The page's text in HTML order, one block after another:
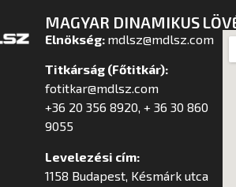
MAGYAR DINAMIKUS
Elnökség: mdlsz@mdlsz.com
Titkárság (Főtitkár):
fotitkar@mdlsz.com
+36 20 356 8920, + 36 30 860
9055
Levelezési cím:
1158 Budapest, Késmárk utca